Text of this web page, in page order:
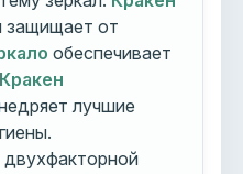
защищает от
обеспечивает
Кракен
лучшие
двухфакторной